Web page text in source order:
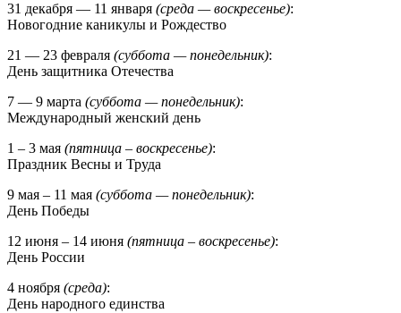
31 декабря — 11 января (среда — воскресенье):
Новогодние каникулы и Рождество
21 — 23 февраля (суббота — понедельник):
День защитника Отечества
7 — 9 марта (суббота — понедельник):
Международный женский день
1 – 3 мая (пятница – воскресенье):
Праздник Весны и Труда
9 мая – 11 мая (суббота — понедельник):
День Победы
12 июня – 14 июня (пятница – воскресенье):
День России
4 ноября (среда):
День народного единства